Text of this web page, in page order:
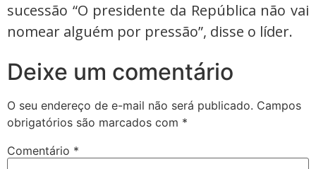
sucessão “O presidente da República não vai
nomear alguém por pressão”, disse o líder.
Deixe um comentário
O seu endereço de e-mail não será publicado. Campos
obrigatórios são marcados com *
Comentário *